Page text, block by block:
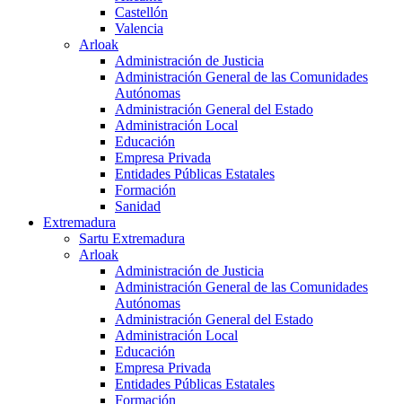
Castellón
Valencia
Arloak
Administración de Justicia
Administración General de las Comunidades
Autónomas
Administración General del Estado
Administración Local
Educación
Empresa Privada
Entidades Públicas Estatales
Formación
Sanidad
Extremadura
Sartu Extremadura
Arloak
Administración de Justicia
Administración General de las Comunidades
Autónomas
Administración General del Estado
Administración Local
Educación
Empresa Privada
Entidades Públicas Estatales
Formación